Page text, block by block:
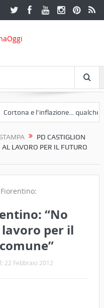
e l’inflazione… qualche
PD CASTIGLION
LAVORO PER IL FUTURO
“No
per il
22 Febbraio 2012